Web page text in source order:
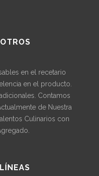
en el recetario
en el producto.
Contamos
de Nuestra
Culinarios con